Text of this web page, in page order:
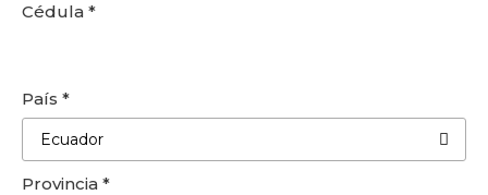
Cédula *
País *
Ecuador
Provincia *